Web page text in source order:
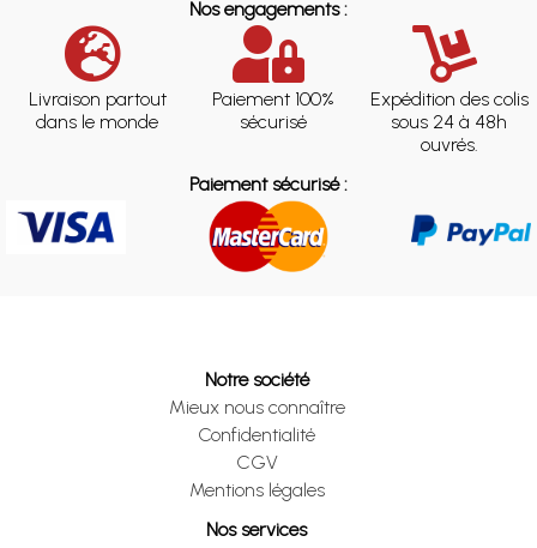
Nos engagements :
Livraison partout
dans le monde
Paiement 100%
sécurisé
Expédition des colis
sous 24 à 48h
ouvrés.
Paiement sécurisé :
Notre société
Mieux nous connaître
Confidentialité
CGV
Mentions légales
Nos services